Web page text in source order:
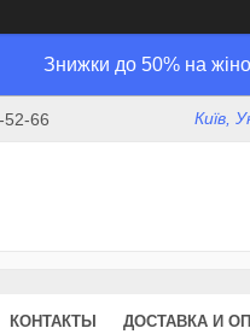
Знижки до 50% на
52-66 Київ,
КОНТАКТЫ ДОСТАВКА И